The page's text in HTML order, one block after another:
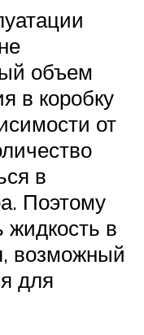
объем
в коробку
от
в
Поэтому
жидкость в
возможный
для